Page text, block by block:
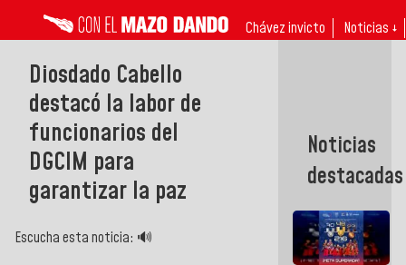
Chávez invicto Noticias ↓
Diosdado Cabello
destacó la labor de
funcionarios del
DGCIM para
garantizar la paz
Escucha esta noticia: 🔊
Noticias
destacadas